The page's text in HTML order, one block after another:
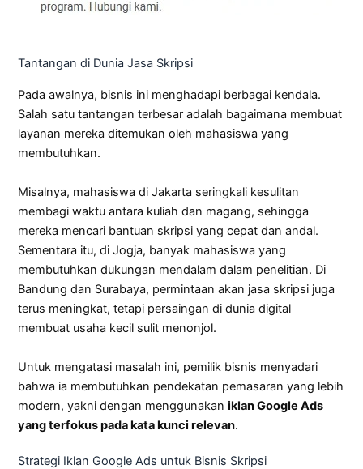
Tantangan di Dunia Jasa Skripsi
Pada awalnya, bisnis ini menghadapi berbagai kendala.
Salah satu tantangan terbesar adalah bagaimana membuat
layanan mereka ditemukan oleh mahasiswa yang
membutuhkan.
Misalnya, mahasiswa di Jakarta seringkali kesulitan
membagi waktu antara kuliah dan magang, sehingga
mereka mencari bantuan skripsi yang cepat dan andal.
Sementara itu, di Jogja, banyak mahasiswa yang
membutuhkan dukungan mendalam dalam penelitian. Di
Bandung dan Surabaya, permintaan akan jasa skripsi juga
terus meningkat, tetapi persaingan di dunia digital
membuat usaha kecil sulit menonjol.
Untuk mengatasi masalah ini, pemilik bisnis menyadari
bahwa ia membutuhkan pendekatan pemasaran yang lebih
modern, yakni dengan menggunakaniklan Google Ads
yang terfokus pada kata kunci relevan.
Strategi Iklan Google Ads untuk Bisnis Skripsi